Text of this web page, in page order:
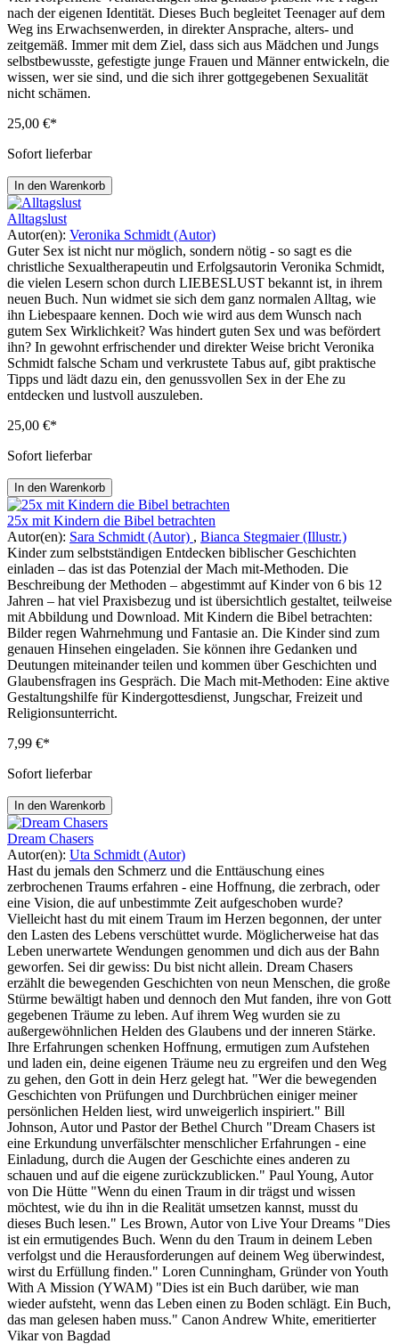
nach der eigenen Identität. Dieses Buch begleitet Teenager auf dem
Weg ins Erwachsenwerden, in direkter Ansprache, alters- und
zeitgemäß. Immer mit dem Ziel, dass sich aus Mädchen und Jungs
selbstbewusste, gefestigte junge Frauen und Männer entwickeln, die
wissen, wer sie sind, und die sich ihrer gottgegebenen Sexualität
nicht schämen.
25,00 €*
Sofort lieferbar
In den Warenkorb
Alltagslust
Autor(en): Veronika Schmidt (Autor)
Guter Sex ist nicht nur möglich, sondern nötig - so sagt es die
christliche Sexualtherapeutin und Erfolgsautorin Veronika Schmidt,
die vielen Lesern schon durch LIEBESLUST bekannt ist, in ihrem
neuen Buch. Nun widmet sie sich dem ganz normalen Alltag, wie
ihn Liebespaare kennen. Doch wie wird aus dem Wunsch nach
gutem Sex Wirklichkeit? Was hindert guten Sex und was befördert
ihn? In gewohnt erfrischender und direkter Weise bricht Veronika
Schmidt falsche Scham und verkrustete Tabus auf, gibt praktische
Tipps und lädt dazu ein, den genussvollen Sex in der Ehe zu
entdecken und lustvoll auszuleben.
25,00 €*
Sofort lieferbar
In den Warenkorb
25x mit Kindern die Bibel betrachten
Autor(en): Sara Schmidt (Autor) , Bianca Stegmaier (Illustr.)
Kinder zum selbstständigen Entdecken biblischer Geschichten
einladen – das ist das Potenzial der Mach mit-Methoden. Die
Beschreibung der Methoden – abgestimmt auf Kinder von 6 bis 12
Jahren – hat viel Praxisbezug und ist übersichtlich gestaltet, teilweise
mit Abbildung und Download. Mit Kindern die Bibel betrachten:
Bilder regen Wahrnehmung und Fantasie an. Die Kinder sind zum
genauen Hinsehen eingeladen. Sie können ihre Gedanken und
Deutungen miteinander teilen und kommen über Geschichten und
Glaubensfragen ins Gespräch. Die Mach mit-Methoden: Eine aktive
Gestaltungshilfe für Kindergottesdienst, Jungschar, Freizeit und
Religionsunterricht.
7,99 €*
Sofort lieferbar
In den Warenkorb
Dream Chasers
Autor(en): Uta Schmidt (Autor)
Hast du jemals den Schmerz und die Enttäuschung eines
zerbrochenen Traums erfahren - eine Hoffnung, die zerbrach, oder
eine Vision, die auf unbestimmte Zeit aufgeschoben wurde?
Vielleicht hast du mit einem Traum im Herzen begonnen, der unter
den Lasten des Lebens verschüttet wurde. Möglicherweise hat das
Leben unerwartete Wendungen genommen und dich aus der Bahn
geworfen. Sei dir gewiss: Du bist nicht allein. Dream Chasers
erzählt die bewegenden Geschichten von neun Menschen, die große
Stürme bewältigt haben und dennoch den Mut fanden, ihre von Gott
gegebenen Träume zu leben. Auf ihrem Weg wurden sie zu
außergewöhnlichen Helden des Glaubens und der inneren Stärke.
Ihre Erfahrungen schenken Hoffnung, ermutigen zum Aufstehen
und laden ein, deine eigenen Träume neu zu ergreifen und den Weg
zu gehen, den Gott in dein Herz gelegt hat. "Wer die bewegenden
Geschichten von Prüfungen und Durchbrüchen einiger meiner
persönlichen Helden liest, wird unweigerlich inspiriert." Bill
Johnson, Autor und Pastor der Bethel Church "Dream Chasers ist
eine Erkundung unverfälschter menschlicher Erfahrungen - eine
Einladung, durch die Augen der Geschichte eines anderen zu
schauen und auf die eigene zurückzublicken." Paul Young, Autor
von Die Hütte "Wenn du einen Traum in dir trägst und wissen
möchtest, wie du ihn in die Realität umsetzen kannst, musst du
dieses Buch lesen." Les Brown, Autor von Live Your Dreams "Dies
ist ein ermutigendes Buch. Wenn du den Traum in deinem Leben
verfolgst und die Herausforderungen auf deinem Weg überwindest,
wirst du Erfüllung finden." Loren Cunningham, Gründer von Youth
With A Mission (YWAM) "Dies ist ein Buch darüber, wie man
wieder aufsteht, wenn das Leben einen zu Boden schlägt. Ein Buch,
das man gelesen haben muss." Canon Andrew White, emeritierter
Vikar von Bagdad